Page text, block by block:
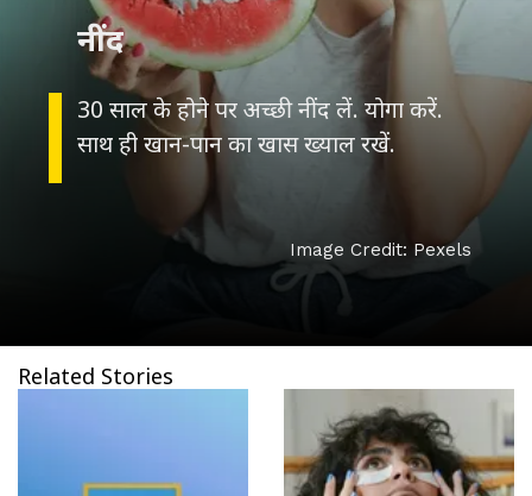
30 साल के होने पर अच्छी नींद लें. योगा करें.
साथ ही खान-पान का खास ख्याल रखें.
नींद
Image Credit: Pexels
Related Stories